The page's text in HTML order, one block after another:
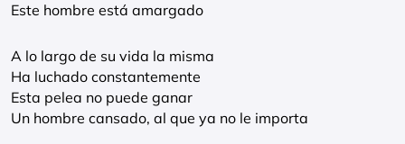
Este hombre está amargado
A lo largo de su vida la misma
Ha luchado constantemente
Esta pelea no puede ganar
Un hombre cansado, al que ya no le importa